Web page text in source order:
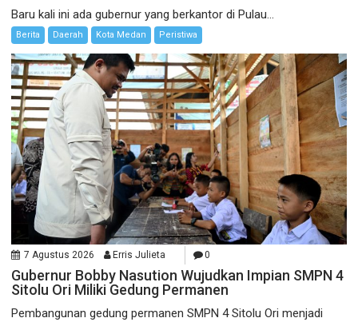
Baru kali ini ada gubernur yang berkantor di Pulau...
Berita Daerah Kota Medan Peristiwa
7 Agustus 2026 Erris Julieta 0
Gubernur Bobby Nasution Wujudkan Impian SMPN 4
Sitolu Ori Miliki Gedung Permanen
Pembangunan gedung permanen SMPN 4 Sitolu Ori menjadi